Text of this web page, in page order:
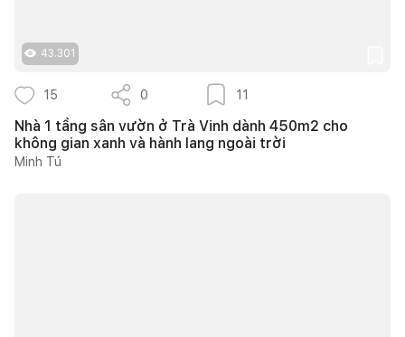
43.301
15 0 11
Nhà 1 tầng sân vườn ở Trà Vinh dành 450m2 cho
không gian xanh và hành lang ngoài trời
Minh Tú